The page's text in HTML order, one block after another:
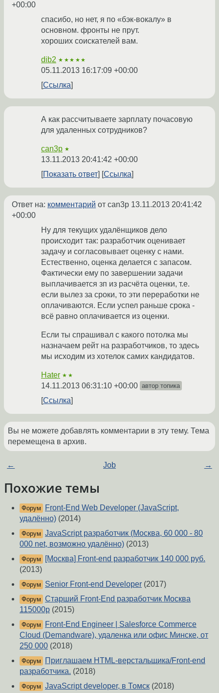
+00:00
спасибо, но нет, я по «бэк-вокалу» в
основном. фронты не прут.
хороших соискателей вам.
dib2 ★★★★★
05.11.2013 16:17:09 +00:00
Ссылка
А как рассчитываете зарплату почасовую
для удаленных сотрудников?
can3p ★
13.11.2013 20:41:42 +00:00
Показать ответ
Ссылка
Ответ на: комментарий от can3p 13.11.2013 20:41:42
+00:00
Ну для текущих удалёнщиков дело
происходит так: разработчик оценивает
задачу и согласовывает оценку с нами.
Естественно, оценка делается с запасом.
Фактически ему по завершении задачи
выплачивается зп из расчёта оценки, т.е.
если вылез за сроки, то эти переработки не
оплачиваются. Если успел раньше срока -
всё равно оплачивается из оценки.
Если ты спрашивал с какого потолка мы
назначаем рейт на разработчиков, то здесь
мы исходим из хотелок самих кандидатов.
Hater ★★
14.11.2013 06:31:10 +00:00 автор топика
Ссылка
Вы не можете добавлять комментарии в эту тему. Тема
перемещена в архив.
← Job →
Похожие темы
Форум
Front-End Web Developer (JavaScript,
удалённо) (2014)
Форум JavaScript разработчик (Москва, 60 000 - 80
000 net, возможно удалённо) (2013)
Форум
[Москва] Front-end разработчик 140 000 руб.
(2013)
Форум Senior Front-end Developer (2017)
Форум Старший Front-End разработчик Москва
115000р (2015)
Форум
Front-End Engineer | Salesforce Commerce
Cloud (Demandware), удаленка или офис Минске, от
250 000 (2018)
Форум
Приглашаем HTML-верстальщика/Front-end
разработчика. (2018)
Форум JavaScript developer, в Томск (2018)